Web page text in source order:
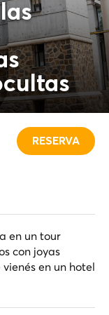
RESERVA
en un tour
con joyas
en un hotel